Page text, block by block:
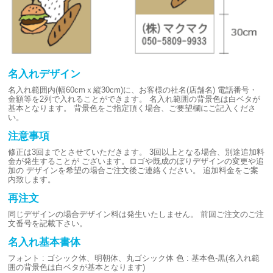
名入れデザイン
名入れ範囲内(幅60cmｘ縦30cm)に、お客様の社名(店舗名) 電話番号・
金額等を2列で入れることができます。
名入れ範囲の背景色は白ベタが
基本となります。
背景色をご指定頂く場合、ご要望欄にご記入くださ
い。
注意事項
修正は3回までとさせていただきます。
3回以上となる場合、別途追加料
金が発生することが ございます。ロゴや既成のぼりデザインの変更や追
加の デザインを希望の場合ご注文後ご連絡ください。
追加料金をご案
内致します。
再注文
同じデザインの場合デザイン料は発生いたしません。
前回ご注文のご注
文番号を記載下さい。
名入れ基本書体
フォント : ゴシック体、明朝体、丸ゴシック体 色 : 基本色-黒(名入れ範
囲の背景色は白ベタが基本となります)